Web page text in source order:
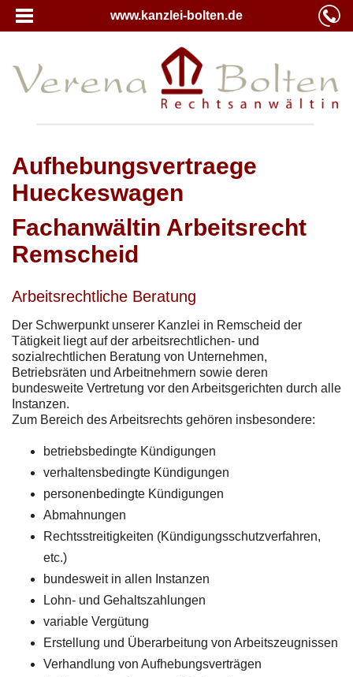
www.kanzlei-bolten.de
Aufhebungsvertraege
Hueckeswagen
Fachanwältin Arbeitsrecht
Remscheid
Arbeitsrechtliche Beratung
Der Schwerpunkt unserer Kanzlei in Remscheid der
Tätigkeit liegt auf der arbeitsrechtlichen- und
sozialrechtlichen Beratung von Unternehmen,
Betriebsräten und Arbeitnehmern sowie deren
bundesweite Vertretung vor den Arbeitsgerichten durch alle
Instanzen.
Zum Bereich des Arbeitsrechts gehören insbesondere:
betriebsbedingte Kündigungen
verhaltensbedingte Kündigungen
personenbedingte Kündigungen
Abmahnungen
Rechtsstreitigkeiten (Kündigungsschutzverfahren,
etc.)
bundesweit in allen Instanzen
Lohn- und Gehaltszahlungen
variable Vergütung
Erstellung und Überarbeitung von Arbeitszeugnissen
Verhandlung von Aufhebungsverträgen